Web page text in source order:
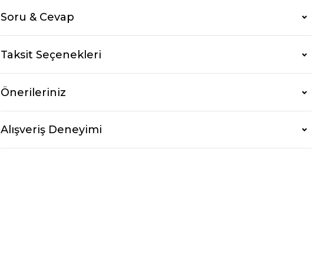
Soru & Cevap
Taksit Seçenekleri
Önerileriniz
Alışveriş Deneyimi